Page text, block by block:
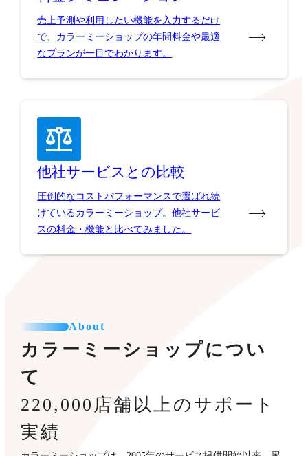
売上予測や利用したい機能を入力するだけ
で、カラーミーショップの年間料金や最適
なプランが一目でわかります。
他社サービスとの比較
圧倒的なコストパフォーマンスで選ばれ続
けているカラーミーショップ。他社サービ
スの料金・機能と比べてみました。
About
カラーミーショップについ
て
220,000店舗以上のサポート
実績